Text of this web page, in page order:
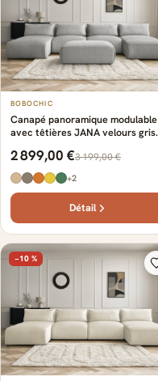
BOBOCHIC
Canapé panoramique modulable
avec têtières JANA velours gris
2 899,00 €3 199,00 €
+2
Détail
−10 %